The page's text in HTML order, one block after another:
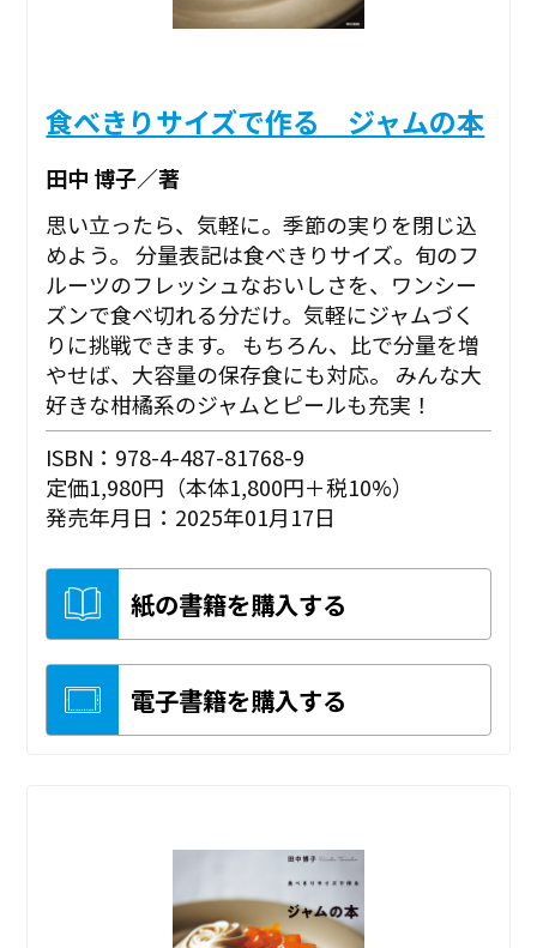
食べきりサイズで作る ジャムの本
田中 博子／著
思い立ったら、気軽に。季節の実りを閉じ込
めよう。 分量表記は食べきりサイズ。旬のフ
ルーツのフレッシュなおいしさを、ワンシー
ズンで食べ切れる分だけ。気軽にジャムづく
りに挑戦できます。 もちろん、比で分量を増
やせば、大容量の保存食にも対応。 みんな大
好きな柑橘系のジャムとピールも充実！
ISBN：978-4-487-81768-9
定価1,980円（本体1,800円＋税10%）
発売年月日：2025年01月17日
紙の書籍を購入する
電子書籍を購入する